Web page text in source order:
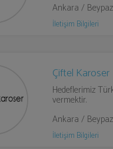
Ankara /
İletişim Bilgileri
Çiftel Karoser
Hedeflerimiz
vermektir.
Ankara /
İletişim Bilgileri